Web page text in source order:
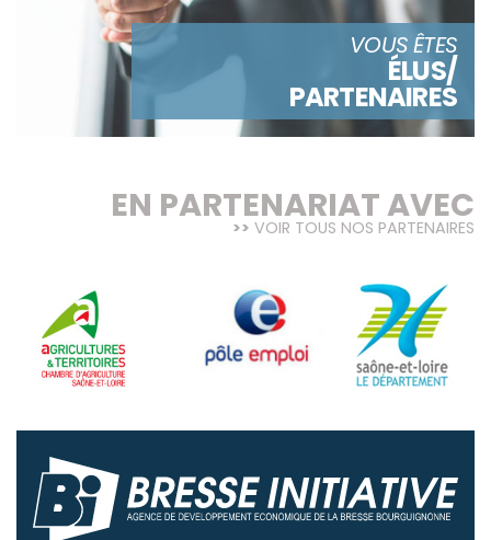
VOUS ÊTES
ÉLUS/
PARTENAIRES
EN PARTENARIAT AVEC
VOIR TOUS NOS PARTENAIRES